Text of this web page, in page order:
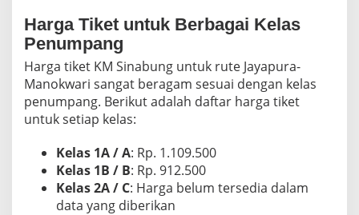
Harga Tiket untuk Berbagai Kelas
Penumpang
Harga tiket KM Sinabung untuk rute Jayapura-
Manokwari sangat beragam sesuai dengan kelas
penumpang. Berikut adalah daftar harga tiket
untuk setiap kelas:
Kelas 1A / A: Rp. 1.109.500
Kelas 1B / B: Rp. 912.500
Kelas 2A / C: Harga belum tersedia dalam
data yang diberikan